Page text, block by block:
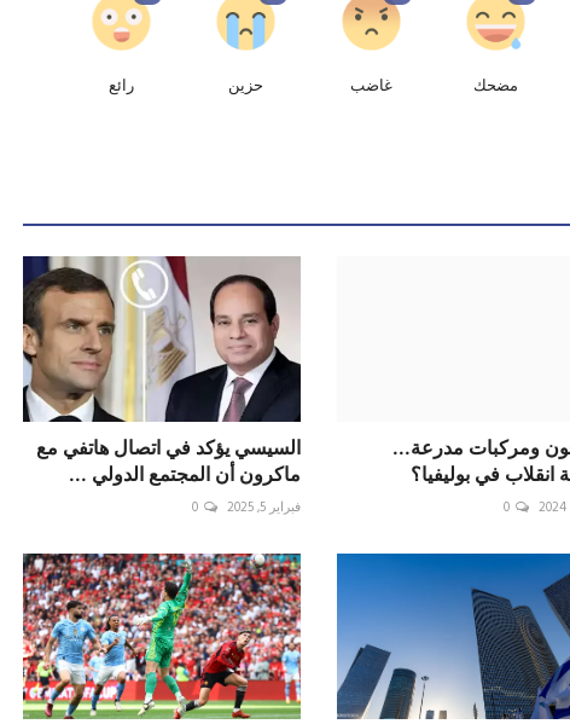
مضحك غاضب حزين رائع
ومركبات مدرعة...
انقلاب في بوليفيا؟
0
السيسي يؤكد في اتصال هاتفي مع
ماكرون أن المجتمع الدولي ...
فبراير 5, 2025 0